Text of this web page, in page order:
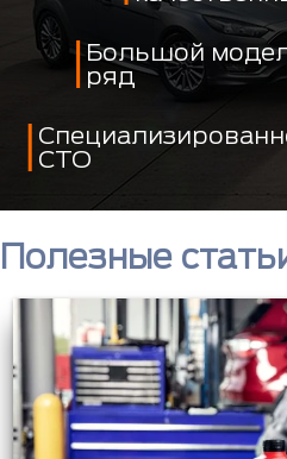
Большой
ряд
СТО
Полезные